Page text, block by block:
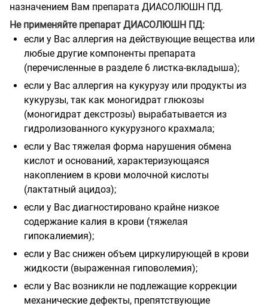
назначением Вам препарата ДИАСОЛЮШН ПД.
Не применяйте препарат ДИАСОЛЮШН ПД:
если у Вас аллергия на действующие вещества или
любые другие компоненты препарата
(перечисленные в разделе 6 листка-вкладыша);
если у Вас аллергия на кукурузу или продукты из
кукурузы, так как моногидрат глюкозы
(моногидрат декстрозы) вырабатывается из
гидролизованного кукурузного крахмала;
если у Вас тяжелая форма нарушения обмена
кислот и оснований, характеризующаяся
накоплением в крови молочной кислоты
(лактатный ацидоз);
если у Вас диагностировано крайне низкое
содержание калия в крови (тяжелая
гипокалиемия);
если у Вас снижен объем циркулирующей в крови
жидкости (выраженная гиповолемия);
если у Вас возникли не подлежащие коррекции
механические дефекты, препятствующие